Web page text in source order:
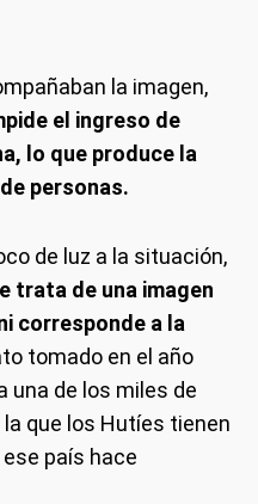
la imagen,
el ingreso de
lo que produce la
personas.
de luz a la situación,
trata de una imagen
corresponde a la
tomado en el año
una de los miles de
que los Hutíes tienen
país hace